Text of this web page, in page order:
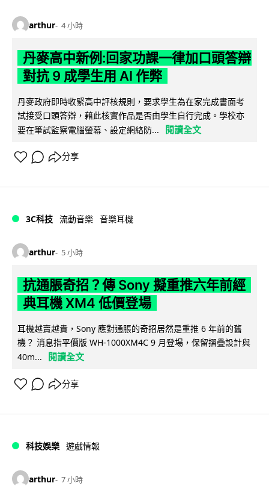
arthur 4 小時
丹麥高中新例:回家功課一律加口頭答辯
對抗 9 成學生用 AI 作弊
丹麥政府即時收緊高中評核規則，要求學生為在家完成書面考
試接受口頭答辯，藉此核實作品是否由學生自行完成。學校亦
要在筆試監察電腦螢幕、設定網絡防...
閱讀全文
分享
3C科技 流動音樂 音樂耳機
arthur 5 小時
抗通脹奇招？傳 Sony 擬重推六年前經
典耳機 XM4 低價登場
耳機越賣越貴，Sony 應對通脹的奇招居然是重推 6 年前的舊
機？ 消息指平價版 WH-1000XM4C 9 月登場，保留摺疊設計與
40m...
閱讀全文
分享
科技娛樂 遊戲情報
arthur 7 小時